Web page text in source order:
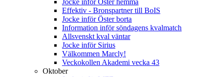
Effektiv - Bronspartner till BoIS
Jocke inför Öster borta
Information inför söndagens kvalmatch
Allsvenskt kval väntar
Jocke inför Sirius
Välkommen Marcly!
Veckokollen Akademi vecka 43
Oktober